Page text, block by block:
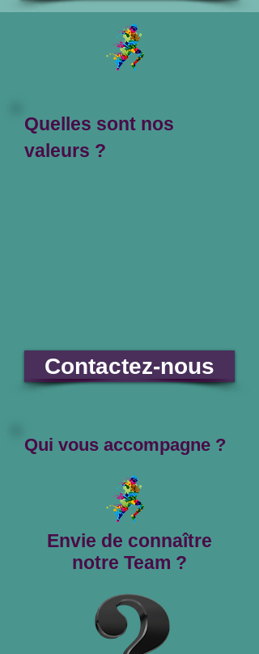
Quelles sont nos
valeurs ?
Contactez-nous
Qui vous accompagne ?
Envie de connaître
notre Team ?